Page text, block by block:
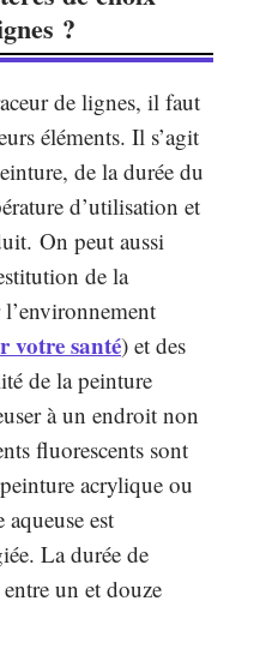
?
de lignes, il faut
éléments. Il s’agit
de la durée du
d’utilisation et
On peut aussi
de la
votre santé) et des
de la peinture
à un endroit non
fluorescents sont
acrylique ou
est
La durée de
un et douze